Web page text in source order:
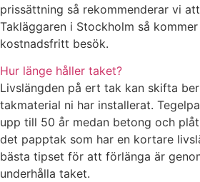
prissättning så rekommenderar vi
Takläggaren i Stockholm så
kostnadsfritt besök.
Hur länge håller taket?
Livslängden på ert tak kan skifta
takmaterial ni har installerat.
upp till 50 år medan betong och
det papptak som har en kortare
bästa tipset för att förlänga är
underhålla taket.